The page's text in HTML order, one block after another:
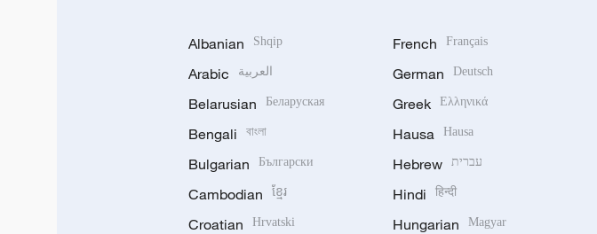
Albanian Shqip
Arabic العربية
Belarusian Беларуская
Bengali বাংলা
Bulgarian Български
Cambodian ខ្មែរ
Croatian Hrvatski
French Français
German Deutsch
Greek Ελληνικά
Hausa Hausa
Hebrew עברית
Hindi हिन्दी
Hungarian Magyar